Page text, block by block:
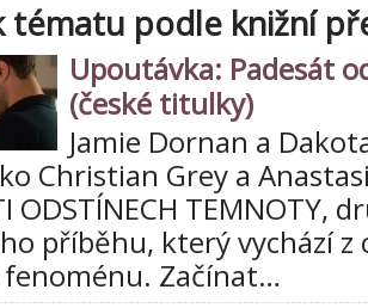
tématu podle knižní
Upoutávka: Padesát
(české titulky)
Jamie Dornan a
Christian Grey a
ODSTÍNECH TEMNOTY,
příběhu, který vychází z
Začínat…